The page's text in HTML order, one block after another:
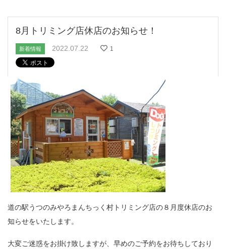
8月トリミング店休店のお知らせ！
新着情報 2022.07.22 1
道の駅うつのみやろまんちっく村トリミング店の８月度休店のお
知らせをいたします。
大変ご迷惑をお掛け致しますが、早めのご予約をお待ちしており